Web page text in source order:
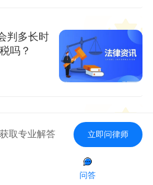
判多长时
吗？
故应该怎
的保险事
取专业解答 立即问律师
问答